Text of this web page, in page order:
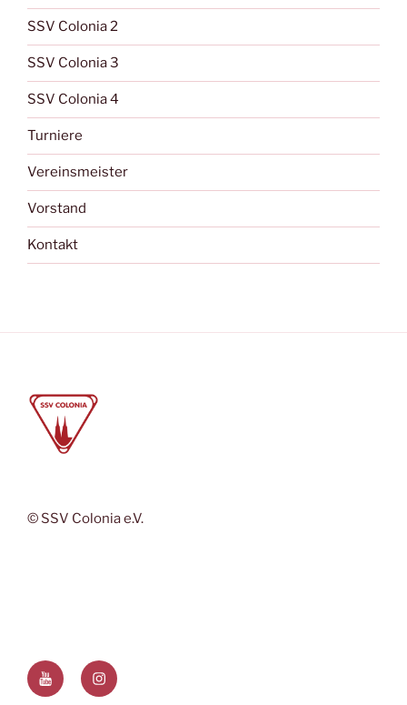
SSV Colonia 2
SSV Colonia 3
SSV Colonia 4
Turniere
Vereinsmeister
Vorstand
Kontakt
© SSV Colonia e.V.
YouTubeInstagram